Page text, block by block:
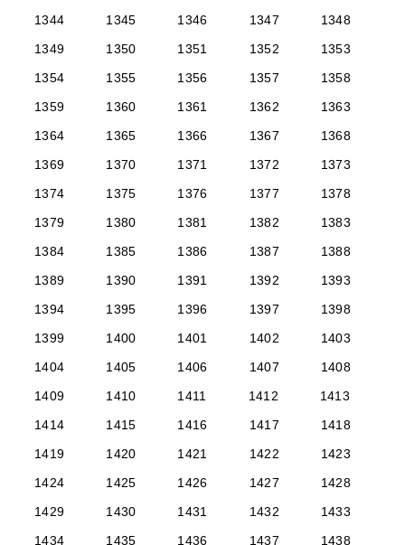
1344
1345 1346 1347
1348
1349
1350 1351 1352
1353
1354
1355 1356 1357
1358
1359
1360 1361 1362
1363
1364
1365 1366 1367
1368
1369
1370 1371 1372
1373
1374
1375 1376 1377
1378
1379
1380 1381 1382
1383
1384
1385 1386 1387
1388
1389
1390 1391 1392
1393
1394
1395 1396 1397
1398
1399
1400 1401 1402
1403
1404
1405 1406 1407
1408
1409
1410 1411 1412
1413
1414
1415 1416 1417
1418
1419
1420 1421 1422
1423
1424
1425 1426 1427
1428
1429
1430 1431 1432
1433
1434
1435 1436 1437 1438